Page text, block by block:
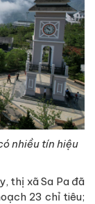
nhiều tín hiệu
thị xã Sa Pa đã
23 chỉ tiêu;